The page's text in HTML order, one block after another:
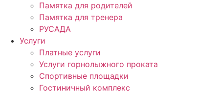
Памятка для родителей
Памятка для тренера
РУСАДА
Услуги
Платные услуги
Услуги горнолыжного проката
Спортивные площадки
Гостиничный комплекс